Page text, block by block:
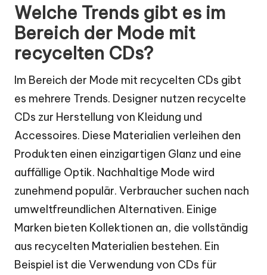
Welche Trends gibt es im
Bereich der Mode mit
recycelten CDs?
Im Bereich der Mode mit recycelten CDs gibt
es mehrere Trends. Designer nutzen recycelte
CDs zur Herstellung von Kleidung und
Accessoires. Diese Materialien verleihen den
Produkten einen einzigartigen Glanz und eine
auffällige Optik. Nachhaltige Mode wird
zunehmend populär. Verbraucher suchen nach
umweltfreundlichen Alternativen. Einige
Marken bieten Kollektionen an, die vollständig
aus recycelten Materialien bestehen. Ein
Beispiel ist die Verwendung von CDs für